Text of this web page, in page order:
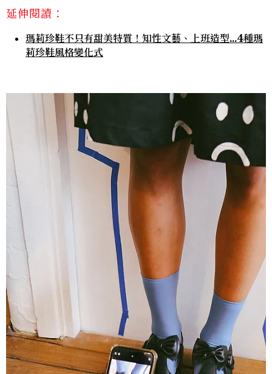
延伸閱讀：
瑪莉珍鞋不只有甜美特質！知性文藝、上班造型…4種瑪
莉珍鞋風格變化式